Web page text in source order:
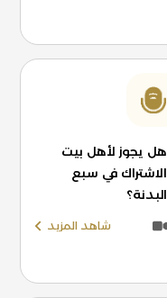
هل يجوز لأهل بيت
الاشتراك في سبع
البدنة؟
شاهد المزيد